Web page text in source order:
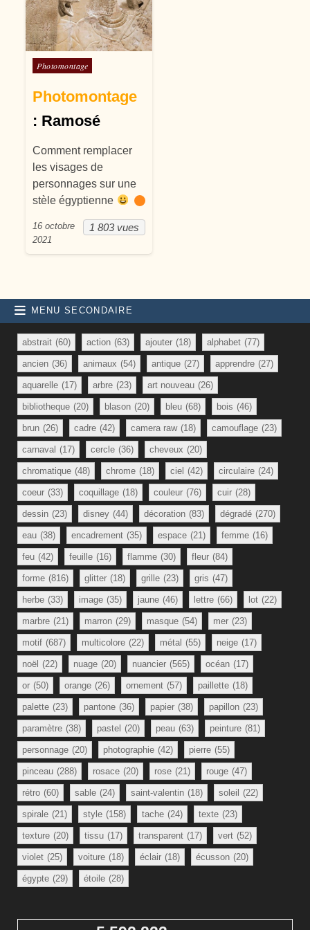
Posté dans
Photomontage
Photomontage
: Ramosé
Comment remplacer
les visages de
personnages sur une
stèle égyptienne
1 803 vues
16 octobre
2021
MENU SECONDAIRE
abstrait (60) action (63) ajouter (18) alphabet (77)
ancien (36) animaux (54) antique (27) apprendre (27)
aquarelle (17) arbre (23) art nouveau (26)
bibliotheque (20) blason (20) bleu (68) bois (46)
brun (26) cadre (42) camera raw (18) camouflage (23)
carnaval (17) cercle (36) cheveux (20)
chromatique (48) chrome (18) ciel (42) circulaire (24)
coeur (33) coquillage (18) couleur (76) cuir (28)
dessin (23) disney (44) décoration (83) dégradé (270)
eau (38) encadrement (35) espace (21) femme (16)
feu (42) feuille (16) flamme (30) fleur (84)
forme (816) glitter (18) grille (23) gris (47)
herbe (33) image (35) jaune (46) lettre (66) lot (22)
marbre (21) marron (29) masque (54) mer (23)
motif (687) multicolore (22) métal (55) neige (17)
noël (22) nuage (20) nuancier (565) océan (17)
or (50) orange (26) ornement (57) paillette (18)
palette (23) pantone (36) papier (38) papillon (23)
paramètre (38) pastel (20) peau (63) peinture (81)
personnage (20) photographie (42) pierre (55)
pinceau (288) rosace (20) rose (21) rouge (47)
rétro (60) sable (24) saint-valentin (18) soleil (22)
spirale (21) style (158) tache (24) texte (23)
texture (20) tissu (17) transparent (17) vert (52)
violet (25) voiture (18) éclair (18) écusson (20)
égypte (29) étoile (28)